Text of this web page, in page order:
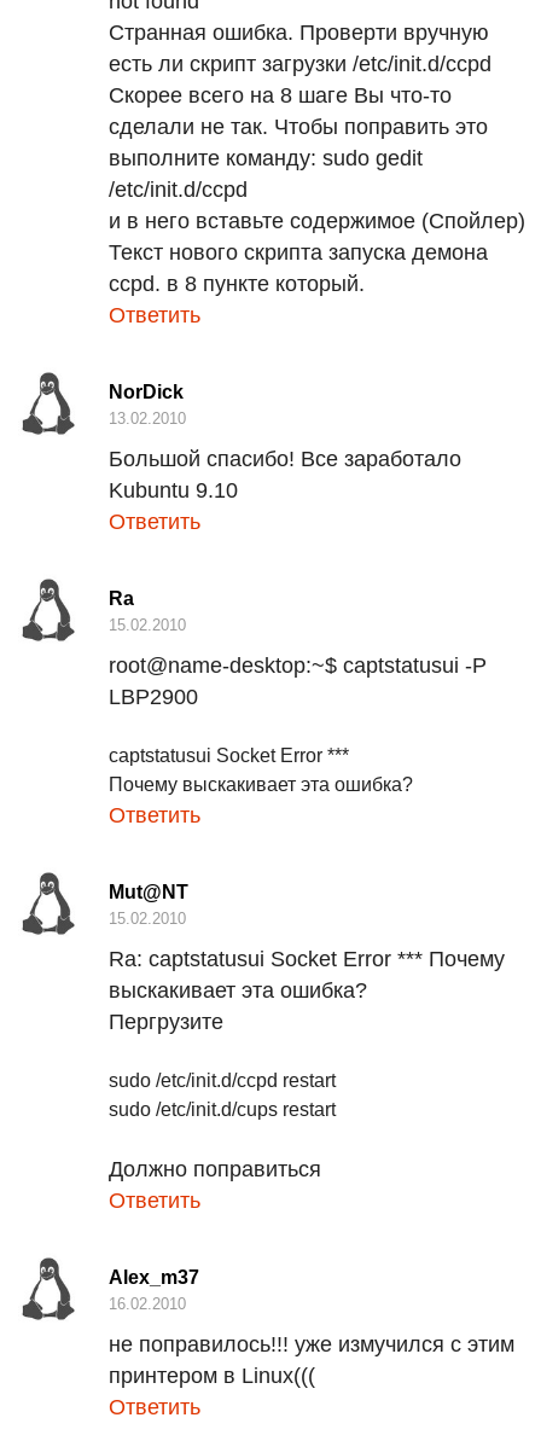
Странная ошибка. Проверти вручную
есть ли скрипт загрузки /etc/init.d/ccpd
Скорее всего на 8 шаге Вы что-то
сделали не так. Чтобы поправить это
выполните команду: sudo gedit
/etc/init.d/ccpd
и в него вставьте содержимое (Спойлер)
Текст нового скрипта запуска демона
ccpd. в 8 пункте который.
Ответить
NorDick
13.02.2010
Большой спасибо! Все заработало
Kubuntu 9.10
Ответить
Ra
15.02.2010
root@name-desktop:~$ captstatusui -P
LBP2900
captstatusui Socket Error ***
Ответить
Mut@NT
15.02.2010
Ra: captstatusui Socket Error *** Почему
выскакивает эта ошибка?
Пергрузите
sudo /etc/init.d/ccpd restart
sudo /etc/init.d/cups restart
Должно поправиться
Ответить
Alex_m37
16.02.2010
не поправилось!!! уже измучился с этим
принтером в Linux(((
Ответить